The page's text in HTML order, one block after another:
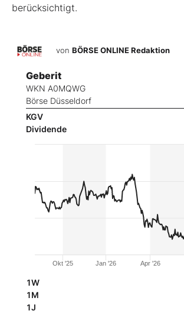
berücksichtigt.
von BÖRSE ONLINE Redaktion
Geberit
WKN A0MQWG
Börse Düsseldorf
KGV
Dividende
Okt '25 Jan '26 Apr '26
1W
1M
1J